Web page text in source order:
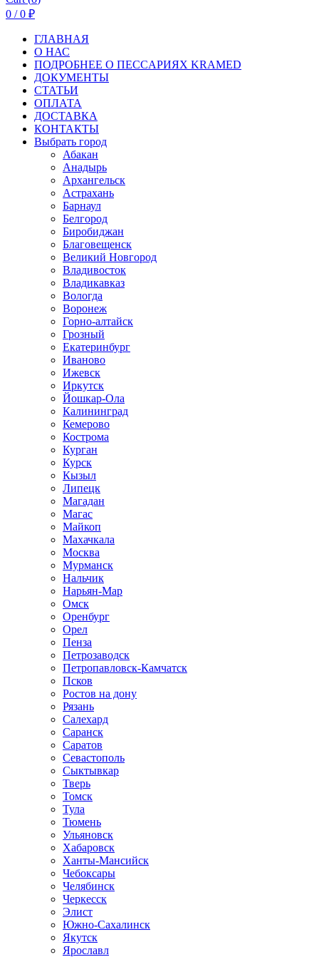
0 / 0 ₽
ГЛАВНАЯ
О НАС
ПОДРОБНЕЕ О ПEСCАРИЯХ KRAMED
ДОКУМЕНТЫ
СТАТЬИ
ОПЛАТА
ДОСТАВКА
КОНТАКТЫ
Выбрать город
Абакан
Анадырь
Архангельск
Астрахань
Барнаул
Белгород
Биробиджан
Благовещенск
Великий Новгород
Владивосток
Владикавказ
Вологда
Воронеж
Горно-алтайск
Грозный
Екатеринбург
Иваново
Ижевск
Иркутск
Йошкар-Ола
Калининград
Кемерово
Кострома
Курган
Курск
Кызыл
Липецк
Магадан
Магас
Майкоп
Махачкала
Москва
Мурманск
Нальчик
Нарьян-Мар
Омск
Оренбург
Орел
Пенза
Петрозаводск
Петропавловск-Камчатск
Псков
Ростов на дону
Рязань
Салехард
Саранск
Саратов
Севастополь
Сыктывкар
Тверь
Томск
Тула
Тюмень
Ульяновск
Хабаровск
Ханты-Мансийск
Чебоксары
Челябинск
Черкесск
Элист
Южно-Сахалинск
Якутск
Ярославл